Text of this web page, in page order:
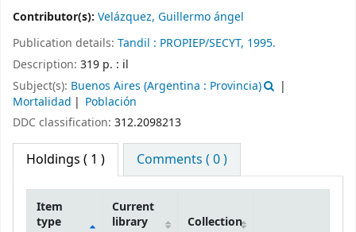
Contributor(s): Velázquez, Guillermo ángel
Publication details: Tandil : PROPIEP/SECYT, 1995.
Description: 319 p. : il
Subject(s): Buenos Aires (Argentina : Provincia)
Mortalidad
Población
DDC classification: 312.2098213
Holdings ( 1 ) Comments ( 0 )
Item
type
Current
library
Collection